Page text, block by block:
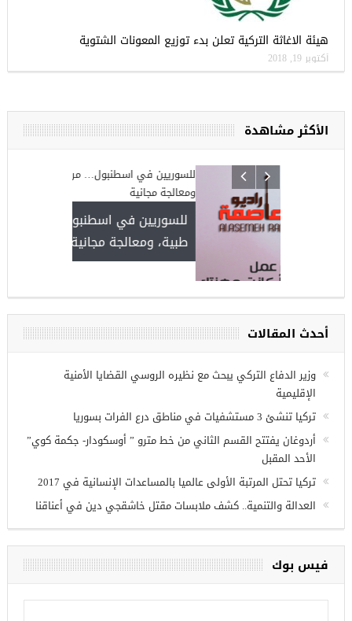
هيئة الاغاثة التركية تعلن بدء توزيع المعونات الشتوية
أكتوبر 19, 2018
الأكثر مشاهدة
مجموعة فرص عمل للسوريين في
غازي عنتاب
أحدث المقالات
وزير الدفاع التركي يبحث مع نظيره الروسي القضايا الأمنية
تركيا تنشئ 3 مستشفيات في مناطق درع الفرات بسوريا
أردوغان يفتتح القسم الثاني من خط مترو ” أوسكودار- جكمة كوي”
الأحد المقبل
تركيا تحتل المرتبة الأولى عالميا بالمساعدات الإنسانية في 2017